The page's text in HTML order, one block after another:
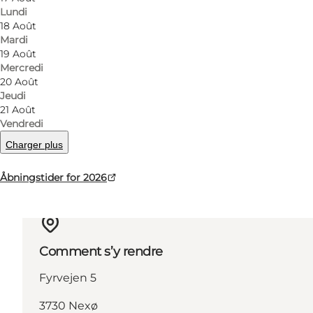
Lundi
18 Août
Mardi
19 Août
Mercredi
20 Août
Jeudi
21 Août
Vendredi
Charger plus
Åbningstider for 2026
En savoir plus
Comment s’y rendre
Fyrvejen 5
3730 Nexø